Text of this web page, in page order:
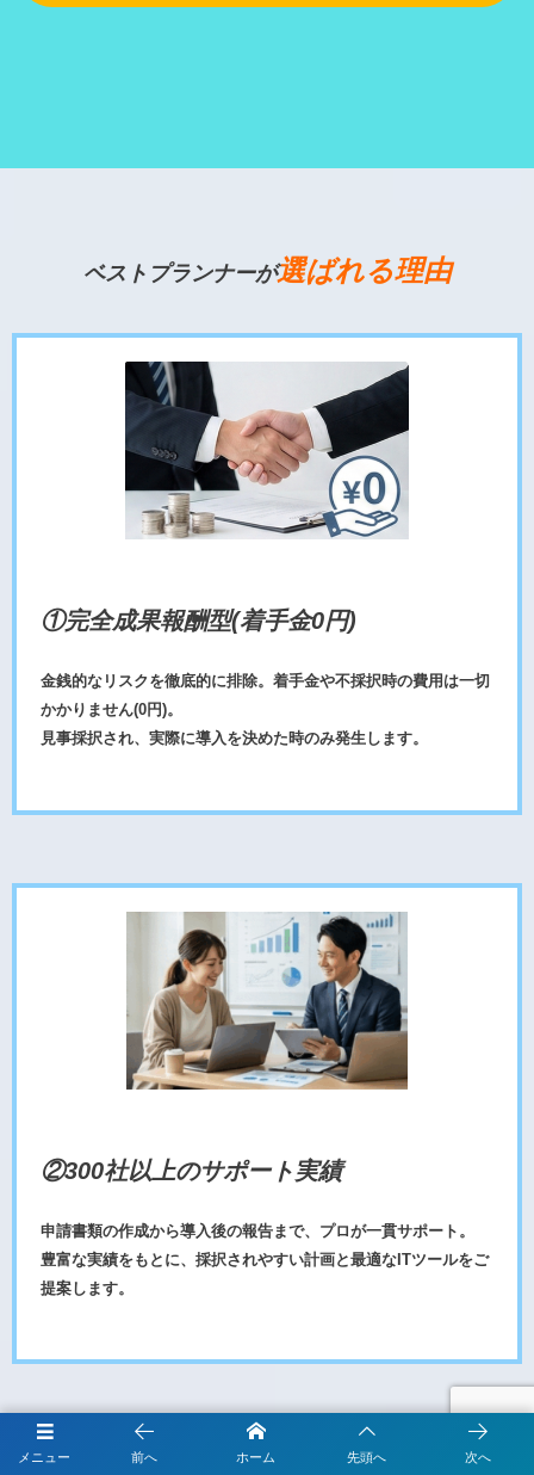
ベストプランナーが選ばれる理由
①完全成果報酬型(着手金0円)
金銭的なリスクを徹底的に排除。着手金や不採択時の費用は一切
かかりません(0円)。
見事採択され、実際に導入を決めた時のみ発生します。
②300社以上のサポート実績
申請書類の作成から導入後の報告まで、プロが一貫サポート。
豊富な実績をもとに、採択されやすい計画と最適なITツールをご
提案します。
メニュー 前へ ホーム 先頭へ 次へ